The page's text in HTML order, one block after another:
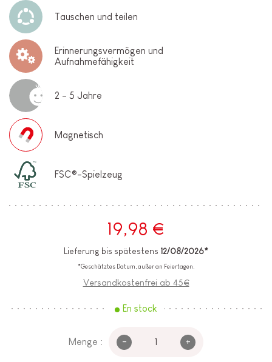
Tauschen und teilen
Erinnerungsvermögen und
Aufnahmefähigkeit
2 - 5 Jahre
Magnetisch
FSC®-Spielzeug
19,98 €
Lieferung bis spätestens 12/08/2026*
*Geschätztes Datum, außer an Feiertagen.
Versandkostenfrei ab 45€
En stock
Menge : - +